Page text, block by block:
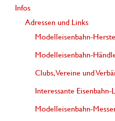
Infos
Adressen und Links
Modelleisenbahn-
Modelleisenbahn-
Clubs, Vereine und
Interessante Eisenbahn-
Modelleisenbahn-